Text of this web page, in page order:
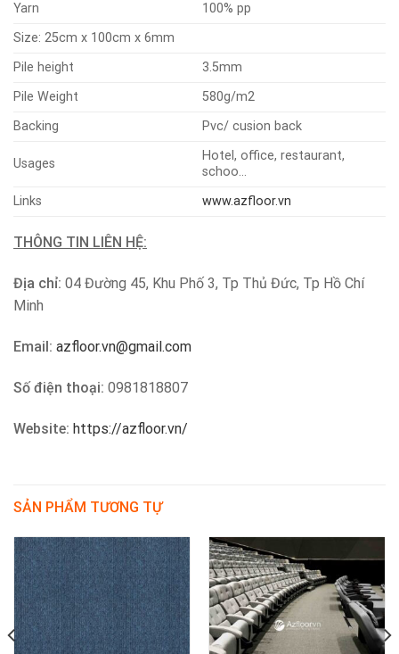
Yarn
100% pp
Size: 25cm x 100cm x 6mm
Pile height
3.5mm
Pile Weight
580g/m2
Backing
Pvc/ cusion back
Usages
Hotel, office, restaurant,
schoo…
Links
www.azfloor.vn
THÔNG TIN LIÊN HỆ:
Địa chỉ: 04 Đường 45, Khu Phố 3, Tp Thủ Đức, Tp Hồ Chí
Minh
Email: azfloor.vn@gmail.com
Số điện thoại: 0981818807
Website: https://azfloor.vn/
SẢN PHẨM TƯƠNG TỰ